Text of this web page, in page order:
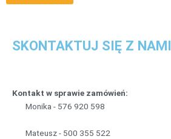
SKONTAKTUJ SIĘ Z NAMI
Kontakt w sprawie zamówień:
Monika - 576 920 598
Mateusz - 500 355 522